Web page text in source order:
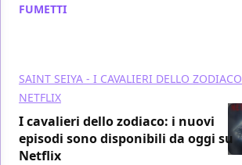
FUMETTI
SAINT SEIYA - I CAVALIERI DELLO ZODIACO
NETFLIX
I cavalieri dello zodiaco: i nuovi
episodi sono disponibili da oggi su
Netflix